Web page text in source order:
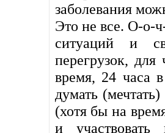
заболевания
Это не все. О-о-
ситуаций и
перегрузок, для
время, 24 часа
думать
(хотя бы на
и участвовать